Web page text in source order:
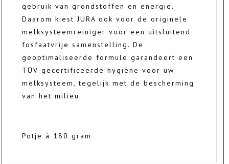
gebruik van grondstoffen en energie.
Daarom kiest JURA ook voor de originele
melksysteemreiniger voor een uitsluitend
fosfaatvrije samenstelling. De
geoptimaliseerde formule garandeert een
TÜV-gecertificeerde hygiëne voor uw
melksysteem, tegelijk met de bescherming
van het milieu.
Potje à 180 gram